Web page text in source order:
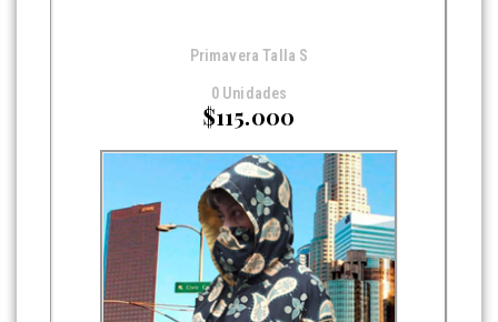
Primavera Talla S
0 Unidades
$115.000